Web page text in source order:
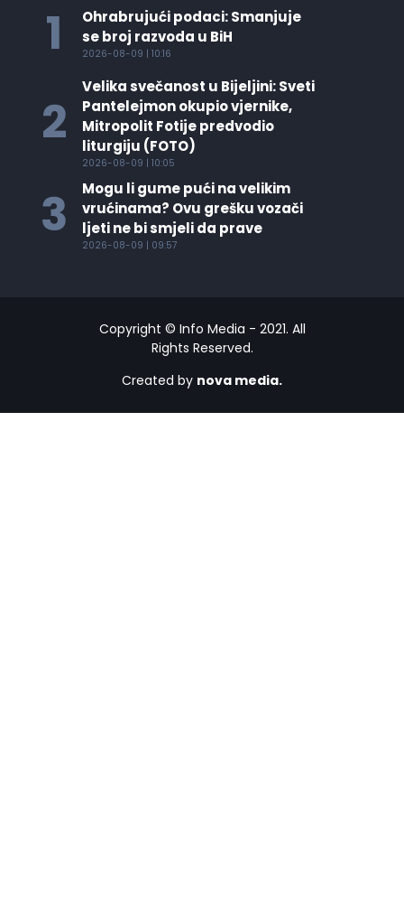
1
Ohrabrujući podaci: Smanjuje
se broj razvoda u BiH
2026-08-09 | 10:16
2
Velika svečanost u Bijeljini: Sveti
Pantelejmon okupio vjernike,
Mitropolit Fotije predvodio
liturgiju (FOTO)
2026-08-09 | 10:05
3
Mogu li gume pući na velikim
vrućinama? Ovu grešku vozači
ljeti ne bi smjeli da prave
2026-08-09 | 09:57
Copyright © Info Media - 2021. All
Rights Reserved.
Created by nova media.